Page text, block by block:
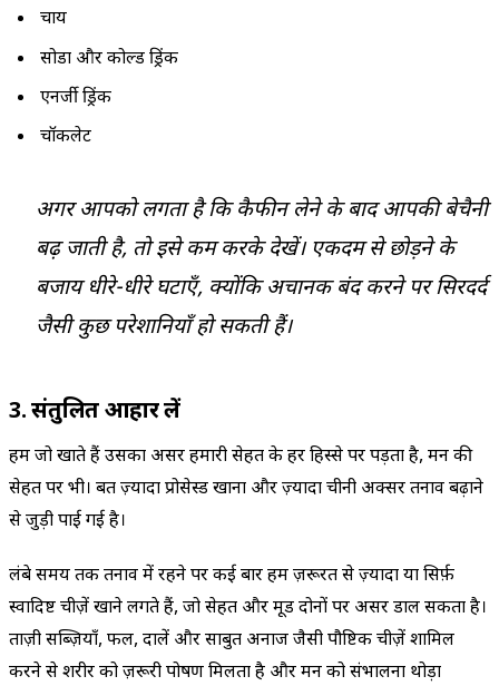
चाय
सोडा और कोल्ड ड्रिंक
एनर्जी ड्रिंक
चॉकलेट
अगर आपको लगता है कि कैफीन लेने के बाद आपकी बेचैनी
बढ़ जाती है, तो इसे कम करके देखें। एकदम से छोड़ने के
बजाय धीरे-धीरे घटाएँ, क्योंकि अचानक बंद करने पर सिरदर्द
जैसी कुछ परेशानियाँ हो सकती हैं।
3. संतुलित आहार लें
हम जो खाते हैं उसका असर हमारी सेहत के हर हिस्से पर पड़ता है, मन की
सेहत पर भी। बहुत ज़्यादा प्रोसेस्ड खाना और ज़्यादा चीनी अक्सर तनाव बढ़ाने
से जुड़ी पाई गई है।
लंबे समय तक तनाव में रहने पर कई बार हम ज़रूरत से ज़्यादा या सिर्फ़
स्वादिष्ट चीज़ें खाने लगते हैं, जो सेहत और मूड दोनों पर असर डाल सकता है।
ताज़ी सब्ज़ियाँ, फल, दालें और साबुत अनाज जैसी पौष्टिक चीज़ें शामिल
करने से शरीर को ज़रूरी पोषण मिलता है और मन को संभालना थोड़ा